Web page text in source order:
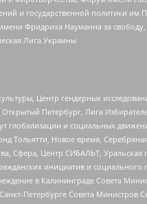
и государственной политики им
Фридриха Науманна за
Лига Украины
Центр гендерных
Петербург, Лига
глобализации и социальных
Новое время,
Сфера, Центр СИБАЛЬТ,
инициатив и
в Калининграде Совета
Петербурге Совета